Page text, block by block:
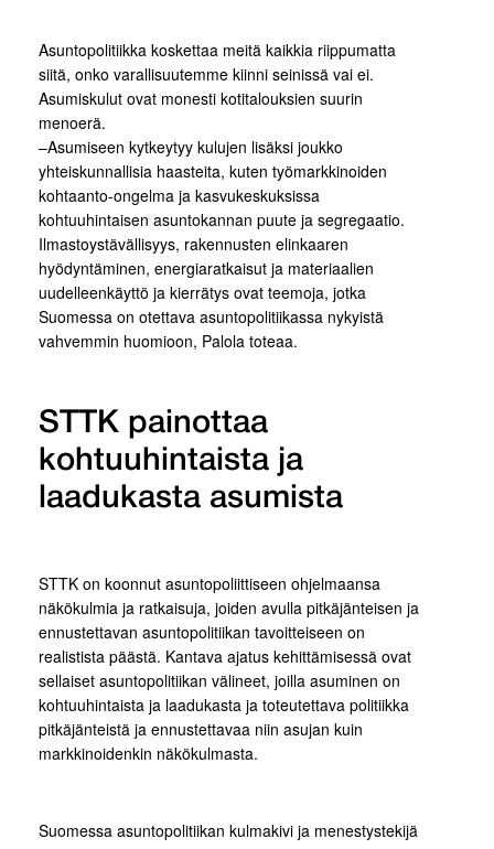
Asuntopolitiikka koskettaa meitä kaikkia riippumatta
siitä, onko varallisuutemme kiinni seinissä vai ei.
Asumiskulut ovat monesti kotitalouksien suurin
menoerä.
–Asumiseen kytkeytyy kulujen lisäksi joukko
yhteiskunnallisia haasteita, kuten työmarkkinoiden
kohtaanto-ongelma ja kasvukeskuksissa
kohtuuhintaisen asuntokannan puute ja segregaatio.
Ilmastoystävällisyys, rakennusten elinkaaren
hyödyntäminen, energiaratkaisut ja materiaalien
uudelleenkäyttö ja kierrätys ovat teemoja, jotka
Suomessa on otettava asuntopolitiikassa nykyistä
vahvemmin huomioon, Palola toteaa.
STTK painottaa
kohtuuhintaista ja
laadukasta asumista
STTK on koonnut asuntopoliittiseen ohjelmaansa
näkökulmia ja ratkaisuja, joiden avulla pitkäjänteisen ja
ennustettavan asuntopolitiikan tavoitteiseen on
realistista päästä. Kantava ajatus kehittämisessä ovat
sellaiset asuntopolitiikan välineet, joilla asuminen on
kohtuuhintaista ja laadukasta ja toteutettava politiikka
pitkäjänteistä ja ennustettavaa niin asujan kuin
markkinoidenkin näkökulmasta.
Suomessa asuntopolitiikan kulmakivi ja menestystekijä